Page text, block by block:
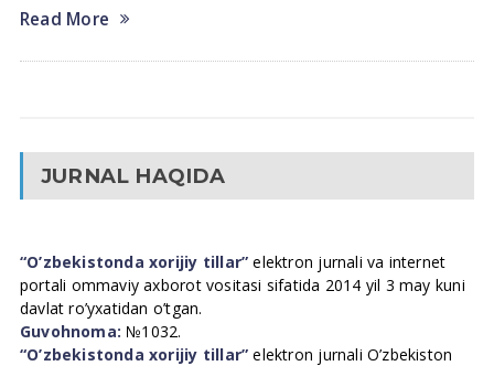
Read More
JURNAL HAQIDA
“O’zbekistonda xorijiy tillar” elektron jurnali va internet
portali ommaviy axborot vositasi sifatida 2014 yil 3 may kuni
davlat ro’yxatidan o’tgan.
Guvohnoma: №1032.
“O’zbekistonda xorijiy tillar” elektron jurnali O’zbekiston